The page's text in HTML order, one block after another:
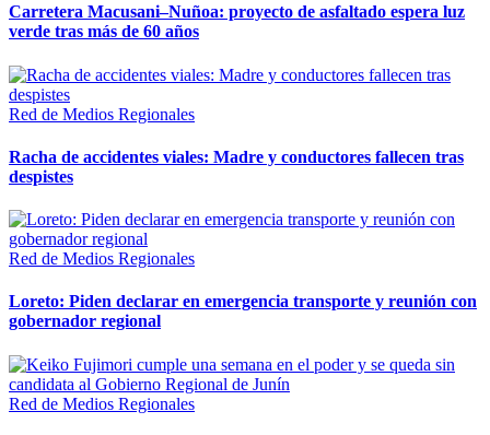
Carretera Macusani–Nuñoa: proyecto de asfaltado espera luz
verde tras más de 60 años
Red de Medios Regionales
Racha de accidentes viales: Madre y conductores fallecen tras
despistes
Red de Medios Regionales
Loreto: Piden declarar en emergencia transporte y reunión con
gobernador regional
Red de Medios Regionales